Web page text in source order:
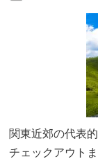
関東近郊の代表
チェックアウト